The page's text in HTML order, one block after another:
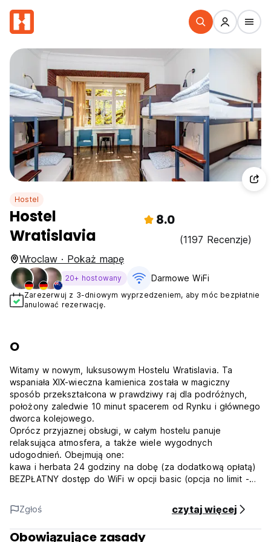
Hostel
Hostel
Wratislavia
8.0
(1197 Recenzje)
Wroclaw · Pokaż mapę
20+ hostowany Darmowe WiFi
Zarezerwuj z 3-dniowym wyprzedzeniem, aby móc bezpłatnie
anulować rezerwację.
O
Witamy w nowym, luksusowym Hostelu Wratislavia. Ta
wspaniała XIX-wieczna kamienica została w magiczny
sposób przekształcona w prawdziwy raj dla podróżnych,
położony zaledwie 10 minut spacerem od Rynku i głównego
dworca kolejowego.
Oprócz przyjaznej obsługi, w całym hostelu panuje
relaksująca atmosfera, a także wiele wygodnych
udogodnień. Obejmują one:
kawa i herbata 24 godziny na dobę (za dodatkową opłatą)
BEZPŁATNY dostęp do WiFi w opcji basic (opcja no limit -
Kuchnia dla gości (dodatkowa opłata)
Przytulny wspólny pokój
24-godzinna recepcja, brak godziny policyjnej, brak
blokady
Zgłoś czytaj więcej
Obowiązujące zasady